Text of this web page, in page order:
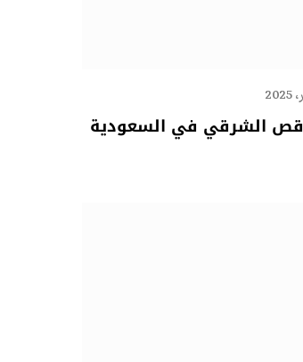
الشرقي في السعودية